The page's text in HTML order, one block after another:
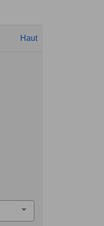
Haut